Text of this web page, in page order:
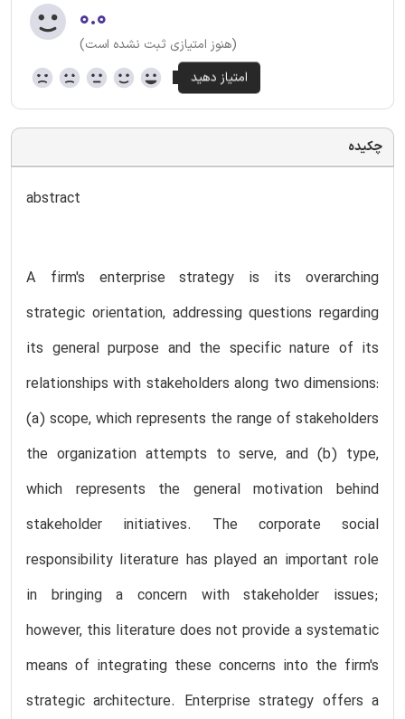
۰.۰
(هنوز امتیازی ثبت نشده است)
چکیده
abstract
A firm's enterprise strategy is its overarching
strategic orientation, addressing questions regarding
its general purpose and the specific nature of its
relationships with stakeholders along two dimensions:
(a) scope, which represents the range of stakeholders
the organization attempts to serve, and (b) type,
which represents the general motivation behind
stakeholder initiatives. The corporate social
responsibility literature has played an important role
in bringing a concern with stakeholder issues;
however, this literature does not provide a systematic
means of integrating these concerns into the firm's
strategic architecture. Enterprise strategy offers a